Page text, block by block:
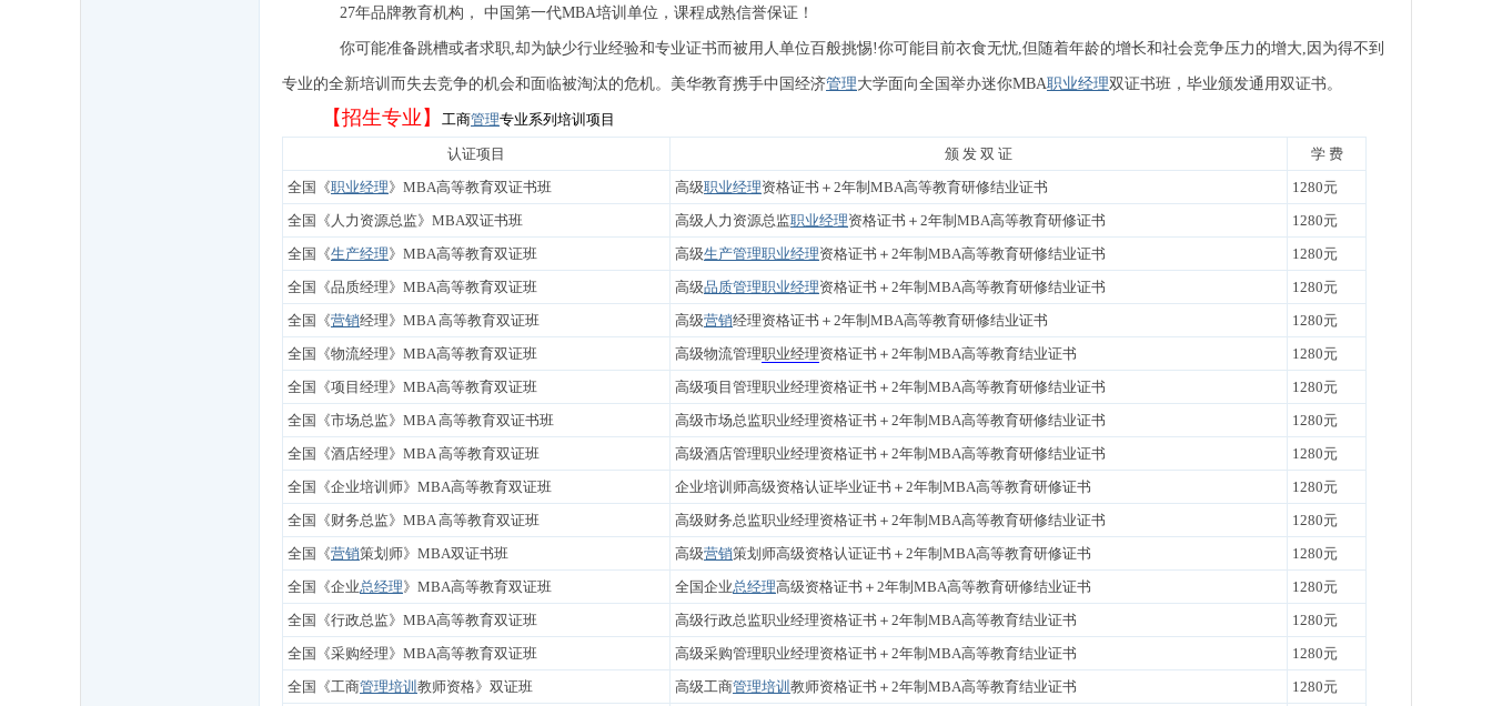
27年品牌教育机构， 中国第一代MBA培训单位，课程成熟信誉保证！
你可能准备跳槽或者求职,却为缺少行业经验和专业证书而被用人单位百般挑惕!你可能目前衣食无忧,但随着年龄的增长和社会竞争压力的增大,因为得不到
专业的全新培训而失去竞争的机会和面临被淘汰的危机。美华教育携手中国经济管理大学面向全国举办迷你MBA职业经理双证书班，毕业颁发通用双证书。
【招生专业】 工商管理专业系列培训项目
认证项目 颁 发 双 证
学 费
全国《职业经理》MBA高等教育双证书班 高级职业经理资格证书＋2年制MBA高等教育研修结业证书
1280元
全国《人力资源总监》MBA双证书班
高级人力资源总监职业经理资格证书＋2年制MBA高等教育研修证书
1280元
全国《生产经理》MBA高等教育双证班 高级生产管理职业经理资格证书＋2年制MBA高等教育研修结业证书
1280元
全国《品质经理》MBA高等教育双证班
高级品质管理职业经理资格证书＋2年制MBA高等教育研修结业证书
1280元
全国《营销经理》MBA 高等教育双证班 高级营销经理资格证书＋2年制MBA高等教育研修结业证书
1280元
全国《物流经理》MBA高等教育双证班
高级物流管理职业经理资格证书＋2年制MBA高等教育结业证书
1280元
全国《项目经理》MBA高等教育双证班
高级项目管理职业经理资格证书＋2年制MBA高等教育研修结业证书
1280元
全国《市场总监》MBA 高等教育双证书班
高级市场总监职业经理资格证书＋2年制MBA高等教育研修结业证书
1280元
全国《酒店经理》MBA 高等教育双证班
高级酒店管理职业经理资格证书＋2年制MBA高等教育研修结业证书
1280元
全国《企业培训师》MBA高等教育双证班
企业培训师高级资格认证毕业证书＋2年制MBA高等教育研修证书
1280元
全国《财务总监》MBA 高等教育双证班
高级财务总监职业经理资格证书＋2年制MBA高等教育研修结业证书
1280元
全国《营销策划师》MBA双证书班 高级营销策划师高级资格认证证书＋2年制MBA高等教育研修证书
1280元
全国《企业总经理》MBA高等教育双证班 全国企业总经理高级资格证书＋2年制MBA高等教育研修结业证书
1280元
全国《行政总监》MBA高等教育双证班
高级行政总监职业经理资格证书＋2年制MBA高等教育结业证书
1280元
全国《采购经理》MBA高等教育双证班
高级采购管理职业经理资格证书＋2年制MBA高等教育结业证书
1280元
全国《工商管理培训 教师资格》双证班 高级工商管理培训 教师资格证书＋2年制MBA高等教育结业证书
1280元